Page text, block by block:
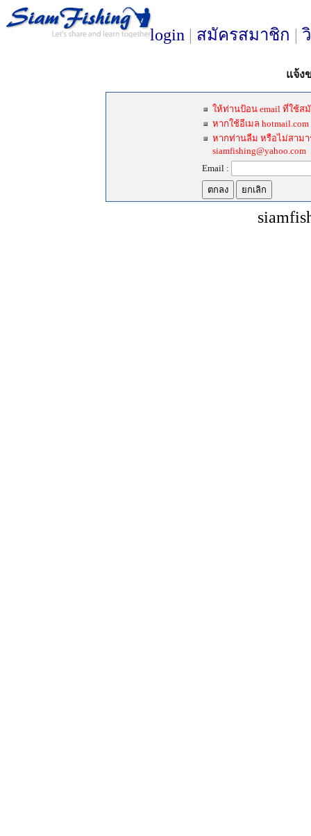
login | สมัครสมาชิก |
แจ้ง
ให้ท่านป้อน email ที่ใช้ส
หากใช้อีเมล
หากท่านลืม หรือไม่สาม
siamfishing@yahoo.com
Email :